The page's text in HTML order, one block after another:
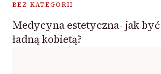
BEZ KATEGORII
Medycyna estetyczna- jak być
ładną kobietą?